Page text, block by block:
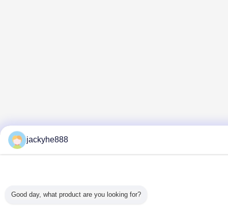
jackyhe888
Good day, what product are you looking for?